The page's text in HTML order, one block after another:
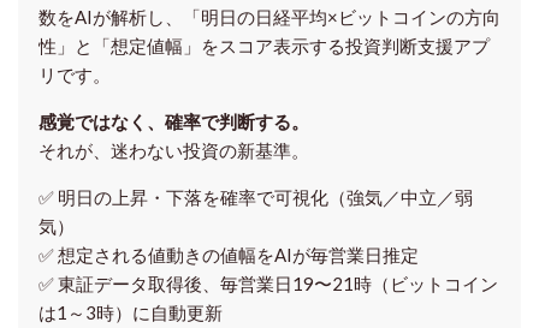
数をAIが解析し、「明日の日経平均×ビットコインの方向
性」と「想定値幅」をスコア表示する投資判断支援アプ
リです。
感覚ではなく、確率で判断する。
それが、迷わない投資の新基準。
✅ 明日の上昇・下落を確率で可視化（強気／中立／弱
気）
✅ 想定される値動きの値幅をAIが毎営業日推定
✅ 東証データ取得後、 毎営業日19〜21時（ビットコイン
は1～3時）に自動更新